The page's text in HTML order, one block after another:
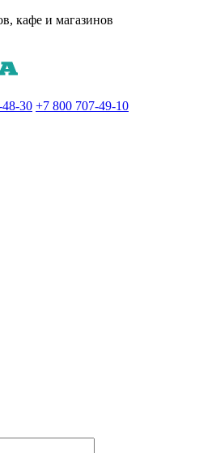
кафе и магазинов
30 +7 800 707-49-10